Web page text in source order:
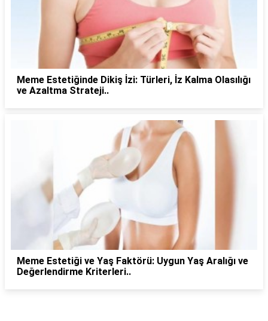
Meme Estetiğinde Dikiş İzi: Türleri, İz Kalma Olasılığı
ve Azaltma Strateji..
Meme Estetiği ve Yaş Faktörü: Uygun Yaş Aralığı ve
Değerlendirme Kriterleri..